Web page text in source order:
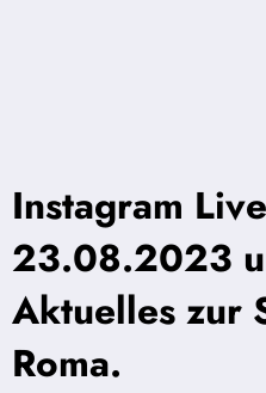
Instagram
23.08.2023
Aktuelles zur
Roma.